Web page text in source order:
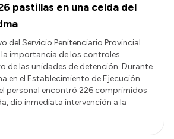
pastillas en una celda del
del Servicio Penitenciario Provincial
importancia de los controles
de las unidades de detención. Durante
en el Establecimiento de Ejecución
el personal encontró 226 comprimidos
dio inmediata intervención a la